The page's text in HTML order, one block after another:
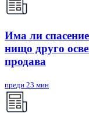
Има ли
нищо друго
продава
преди 23 мин